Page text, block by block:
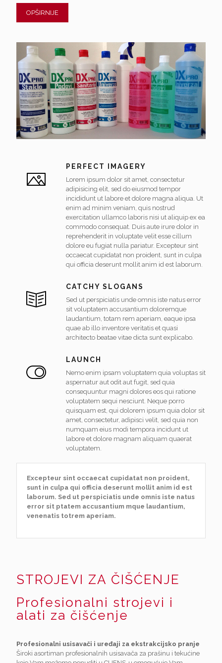
OPŠIRNIJE
PERFECT IMAGERY
Lorem ipsum dolor sit amet, consectetur
adipisicing elit, sed do eiusmod tempor
incididunt ut labore et dolore magna aliqua. Ut
enim ad minim veniam, quis nostrud
exercitation ullamco laboris nisi ut aliquip ex ea
commodo consequat. Duis aute irure dolor in
reprehenderit in voluptate velit esse cillum
dolore eu fugiat nulla pariatur. Excepteur sint
occaecat cupidatat non proident, sunt in culpa
qui officia deserunt mollit anim id est laborum.
CATCHY SLOGANS
Sed ut perspiciatis unde omnis iste natus error
sit voluptatem accusantium doloremque
laudantium, totam rem aperiam, eaque ipsa
quae ab illo inventore veritatis et quasi
architecto beatae vitae dicta sunt explicabo.
LAUNCH
Nemo enim ipsam voluptatem quia voluptas sit
aspernatur aut odit aut fugit, sed quia
consequuntur magni dolores eos qui ratione
voluptatem sequi nesciunt. Neque porro
quisquam est, qui dolorem ipsum quia dolor sit
amet, consectetur, adipisci velit, sed quia non
numquam eius modi tempora incidunt ut
labore et dolore magnam aliquam quaerat
voluptatem.
Excepteur sint occaecat cupidatat non proident,
sunt in culpa qui officia deserunt mollit anim id est
laborum. Sed ut perspiciatis unde omnis iste natus
error sit ptatem accusantium mque laudantium,
venenatis totrem aperiam.
STROJEVI ZA ČIŠĆENJE
Profesionalni strojevi i
alati za čišćenje
Profesionalni usisavači i uređaji za ekstrakcijsko pranje
Široki asortiman profesionalnih usisavača za prašinu i tekućine